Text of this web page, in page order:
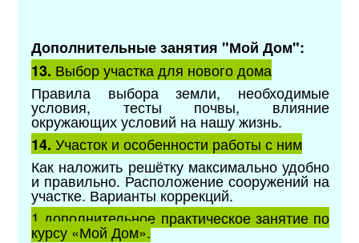
Дополнительные занятия "Мой Дом":
13. Выбор участка для нового дома
Правила выбора земли, необходимые
условия, тесты почвы, влияние
окружающих условий на нашу жизнь.
14. Участок и особенности работы с ним
Как наложить решётку максимально удобно
и правильно. Расположение сооружений на
участке. Варианты коррекций.
1 дополнительное практическое занятие по
курсу «Мой Дом».